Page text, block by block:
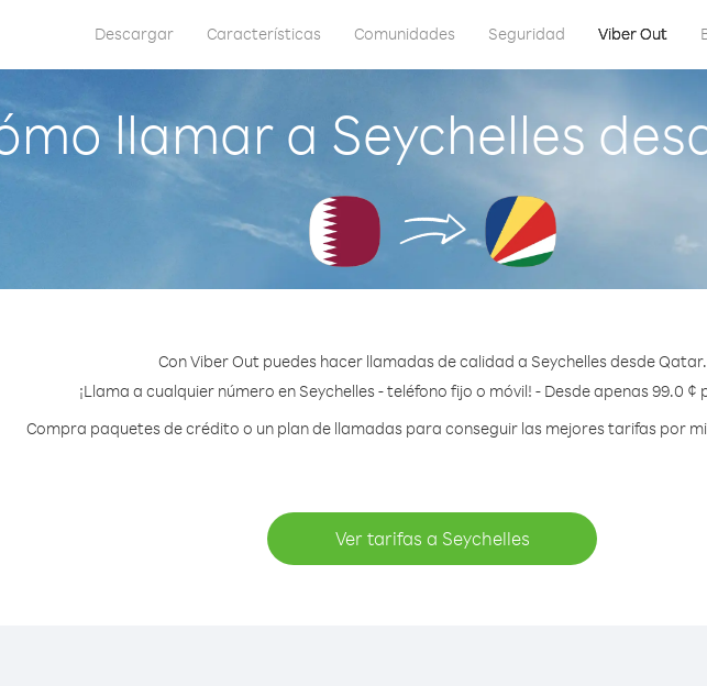
Descargar Características Comunidades Seguridad Viber Out
llamar a Seychelles
Con Viber Out puedes hacer llamadas de calidad a Seychelles desde Qatar.
¡Llama a cualquier número en Seychelles - teléfono fijo o móvil! - Desde apenas 99.0 ¢
Compra paquetes de crédito o un plan de llamadas para conseguir las mejores tarifas por
Ver tarifas a Seychelles